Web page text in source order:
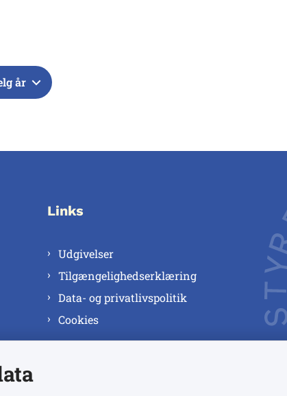
år
Links
Udgivelser
Tilgængelighedserklæring
Data- og privatlivspolitik
Cookies